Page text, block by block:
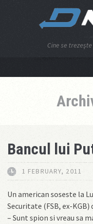
Cine se
Bancul lui
1 FEBRUARY, 2011
Un american soseste la
Securitate (FSB, ex-KGB)
– Sunt spion si vreau sa